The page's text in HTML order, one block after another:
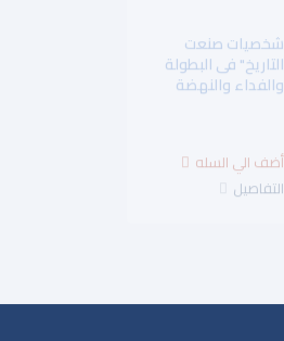
شخصيات صنعت
التاريخ" فى البطولة
والفداء والنهضة
التفاصيل